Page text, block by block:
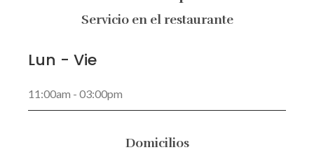
Servicio en el restaurante
Lun - Vie
11:00am - 03:00pm
Domicilios